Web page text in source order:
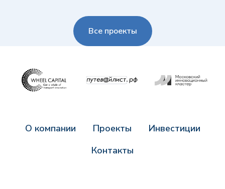
Все проекты
О компании Проекты
Инвестиции
Контакты